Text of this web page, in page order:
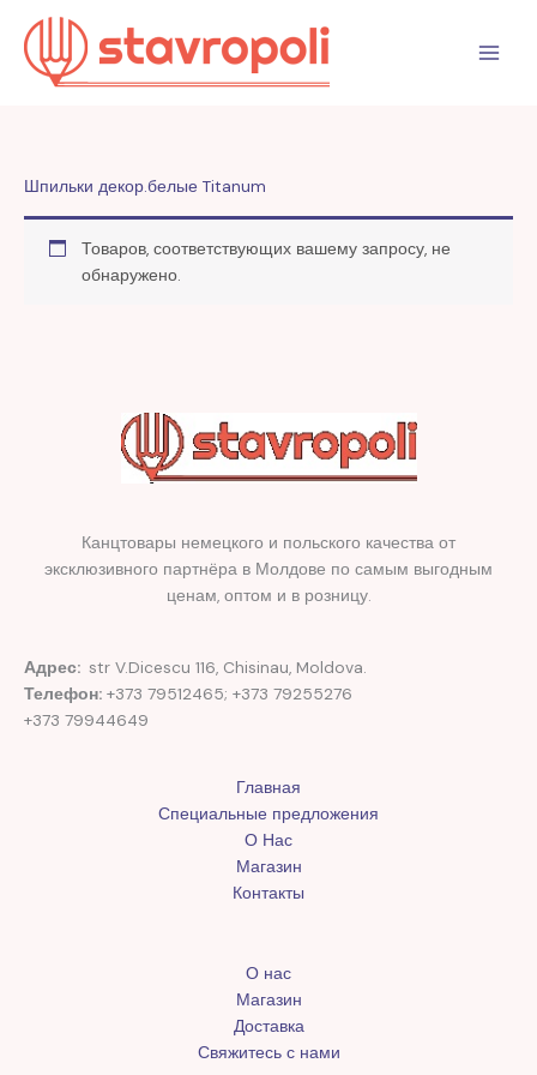
Перейти
содержимому
Шпильки декор.белые Titanum
Товаров, соответствующих вашему запросу, не
обнаружено.
Канцтовары немецкого и польского качества от
эксклюзивного партнёра в Молдове по самым выгодным
ценам, оптом и в розницу.
Адрес: str V.Dicescu 116, Chisinau, Moldova.
Телефон: +373 79512465; +373 79255276
+373 79944649
Главная
Специальные предложения
О Нас
Магазин
Контакты
О нас
Магазин
Доставка
Свяжитесь с нами